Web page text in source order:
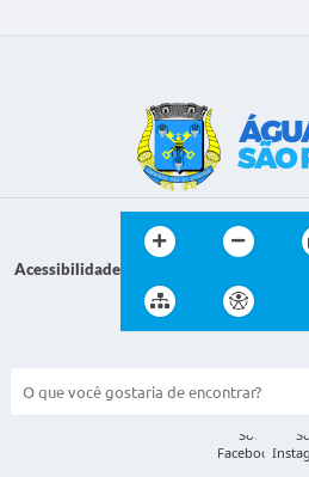
Acessibilidade